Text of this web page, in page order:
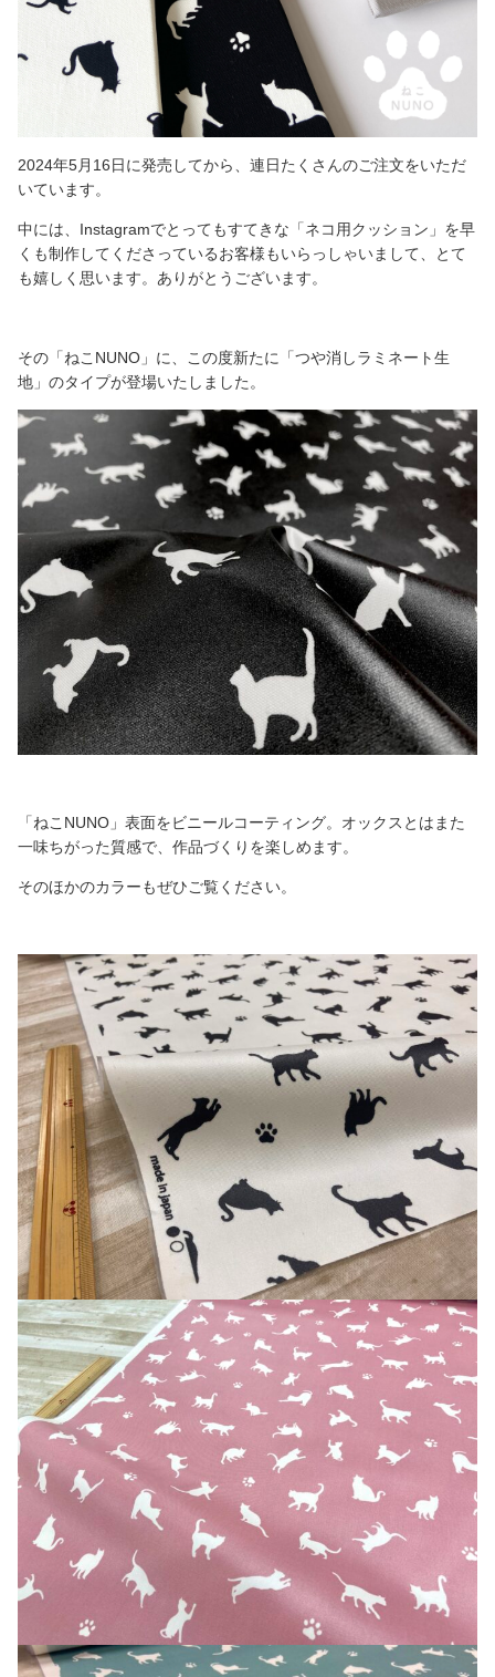
2024年5月16日に発売してから、連日たくさんのご注文をいただ
いています。
中には、Instagramでとってもすてきな「ネコ用クッション」を早
くも制作してくださっているお客様もいらっしゃいまして、とて
も嬉しく思います。ありがとうございます。
その「ねこNUNO」に、この度新たに「つや消しラミネート生
地」のタイプが登場いたしました。
「ねこNUNO」表面をビニールコーティング。オックスとはまた
一味ちがった質感で、作品づくりを楽しめます。
そのほかのカラーもぜひご覧ください。